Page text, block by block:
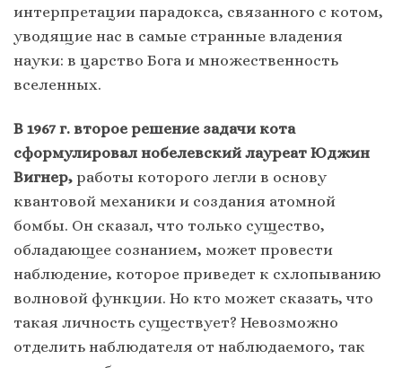
интерпретации парадокса, связанного с котом,
уводящие нас в самые странные владения
науки: в царство Бога и множественность
вселенных.
В 1967 г. второе решение задачи кота
сформулировал нобелевский лауреат Юджин
Вигнер, работы которого легли в основу
квантовой механики и создания атомной
бомбы. Он сказал, что только существо,
обладающее сознанием, может провести
наблюдение, которое приведет к схлопыванию
волновой функции. Но кто может сказать, что
такая личность существует? Невозможно
отделить наблюдателя от наблюдаемого, так